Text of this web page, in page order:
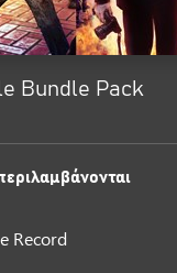
Bundle Pack
Record